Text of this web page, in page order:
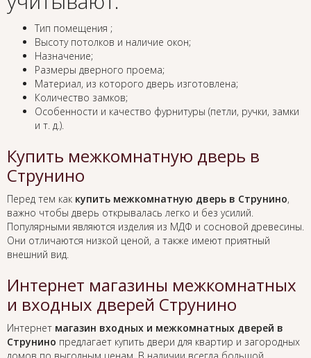
Тип помещения ;
Высоту потолков и наличие окон;
Назначение;
Размеры дверного проема;
Материал, из которого дверь изготовлена;
Количество замков;
Особенности и качество фурнитуры (петли, ручки, замки
и т. д.).
Купить межкомнатную дверь в
Струнино
Перед тем как купить межкомнатную дверь в Струнино,
важно чтобы дверь открывалась легко и без усилий.
Популярными являются изделия из МДФ и сосновой древесины.
Они отличаются низкой ценой, а также имеют приятный
внешний вид.
Интернет магазины межкомнатных
и входных дверей Струнино
Интернет магазин входных и межкомнатных дверей в
Струнино предлагает купить двери для квартир и загородных